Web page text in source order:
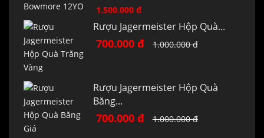
1.500.000 đ
Rượu Jagermeister Hộp Quà...
700.000 đ 1.000.000 đ
Rượu Jagermeister Hộp Quà
Băng...
700.000 đ 1.000.000 đ